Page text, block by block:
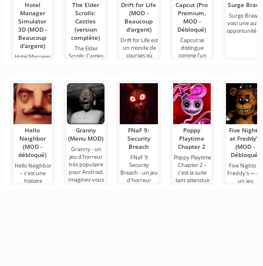
Hotel
Manager
Simulator
3D (MOD -
Beaucoup
d'argent)
Hotel Manager
The Elder
Scrolls:
Castles
(version
complète)
The Elder
Scrolls: Castles
Drift for Life
(MOD -
Beaucoup
d'argent)
Drift for Life est
un monde de
courses où
Capcut (Pro
Premium,
MOD -
Débloqué)
Capcut se
distingue
comme l'un
Surge Brawl
Surge Brawl -
voici une
opportunité
Hello
Neighbor
(MOD -
débloqué)
Hello Neighbor
– c'est une
histoire
Granny
(Menu MOD)
Granny - un
jeu d'horreur
très populaire
pour Android.
Imaginez-vous
FNaF 9:
Security
Breach
FNaF 9:
Security
Breach - un jeu
d'horreur
Poppy
Playtime
Chapter 2
Poppy Playtime
Chapter 2 –
c'est la suite
tant attendue
Five Nights
at Freddy's
(MOD -
Débloqué)
Five Nights at
Freddy's —
un jeu